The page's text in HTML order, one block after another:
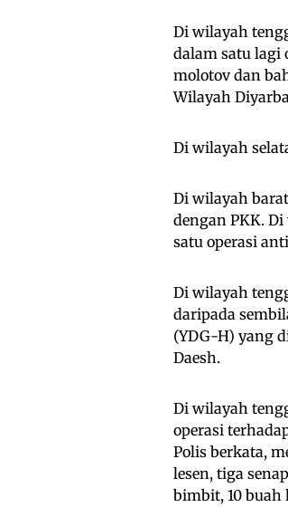
Di wilayah
dalam satu lagi
molotov dan
Wilayah
Di wilayah
Di wilayah
dengan PKK.
satu operasi
Di wilayah
daripada
(YDG-H) yang
Daesh.
Di wilayah
operasi
Polis berkata,
lesen, tiga
bimbit, 10